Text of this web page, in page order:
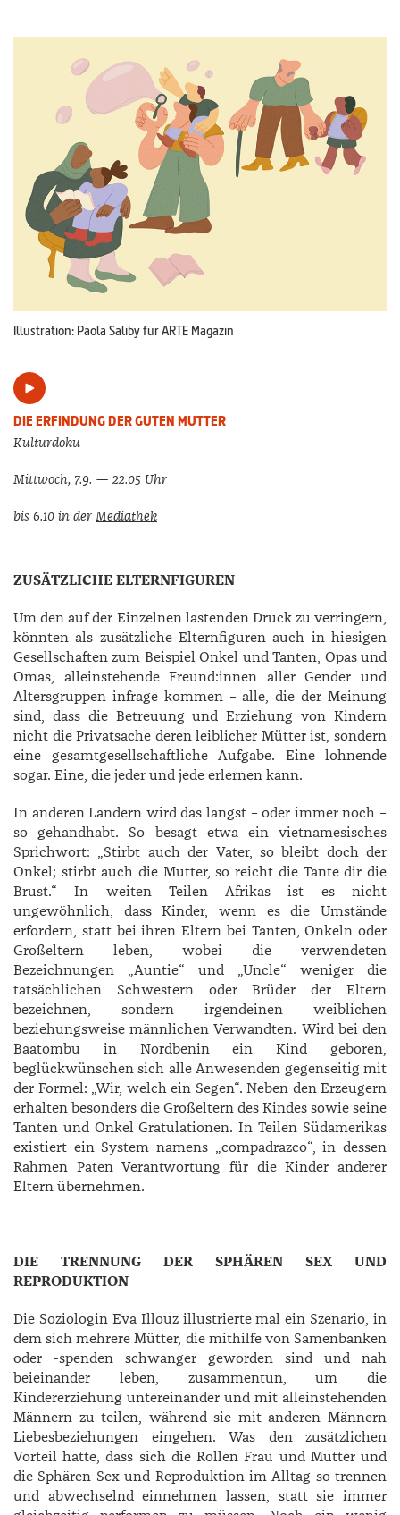
Illustration: Paola Saliby für ARTE Magazin
DIE ERFINDUNG DER GUTEN MUTTER
Kulturdoku
Mittwoch, 7.9. — 22.05 Uhr
bis 6.10 in der Mediathek
ZUSÄTZLICHE ELTERNFIGUREN
Um den auf der Einzelnen lastenden Druck zu verringern,
könnten als zusätzliche Elternfiguren auch in hiesigen
Gesellschaften zum Beispiel Onkel und Tanten, Opas und
Omas, alleinstehende Freund:innen aller Gender und
Altersgruppen infrage kommen – alle, die der Meinung
sind, dass die Betreuung und Erziehung von Kindern
nicht die Privatsache deren leiblicher Mütter ist, sondern
eine gesamtgesellschaftliche Aufgabe. Eine lohnende
sogar. Eine, die jeder und jede erlernen kann.
In anderen Ländern wird das längst – oder immer noch –
so gehandhabt. So besagt etwa ein vietnamesisches
Sprichwort: „Stirbt auch der Vater, so bleibt doch der
Onkel; stirbt auch die Mutter, so reicht die Tante dir die
Brust.“ In weiten Teilen Afrikas ist es nicht
ungewöhnlich, dass Kinder, wenn es die Umstände
erfordern, statt bei ihren Eltern bei Tanten, Onkeln oder
Großeltern leben, wobei die verwendeten
Bezeichnungen „Auntie“ und „Uncle“ weniger die
tatsächlichen Schwestern oder Brüder der Eltern
bezeichnen, sondern irgendeinen weiblichen
beziehungsweise männlichen Verwandten. Wird bei den
Baatombu in Nordbenin ein Kind geboren,
beglückwünschen sich alle Anwesenden gegenseitig mit
der Formel: „Wir, welch ein Segen“. Neben den Erzeugern
erhalten besonders die Großeltern des Kindes sowie seine
Tanten und Onkel Gratulationen. In Teilen Südamerikas
existiert ein System namens „compadrazco“, in dessen
Rahmen Paten Verantwortung für die Kinder anderer
Eltern übernehmen.
DIE TRENNUNG DER SPHÄREN SEX UND
REPRODUKTION
Die Soziologin Eva Illouz illustrierte mal ein Szenario, in
dem sich mehrere Mütter, die mithilfe von Samenbanken
oder -spenden schwanger geworden sind und nah
beieinander leben, zusammentun, um die
Kindererziehung untereinander und mit alleinstehenden
Männern zu teilen, während sie mit anderen Männern
Liebesbeziehungen eingehen. Was den zusätzlichen
Vorteil hätte, dass sich die Rollen Frau und Mutter und
die Sphären Sex und Reproduktion im Alltag so trennen
und abwechselnd einnehmen lassen, statt sie immer